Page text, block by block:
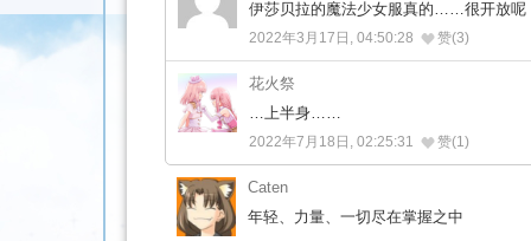
伊莎贝拉的魔法少女服真的……很开放呢
2022年3月17日, 04:50:28 赞(3)
花火祭
…上半身……
2022年7月18日, 02:25:31 赞(1)
Caten
年轻、力量、一切尽在掌握之中